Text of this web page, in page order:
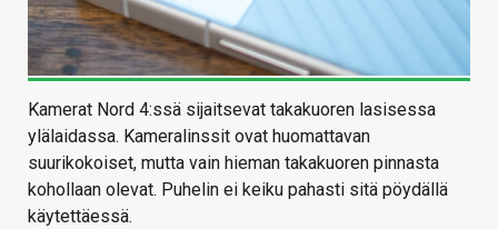
Kamerat Nord 4:ssä sijaitsevat takakuoren lasisessa
ylälaidassa. Kameralinssit ovat huomattavan
suurikokoiset, mutta vain hieman takakuoren pinnasta
kohollaan olevat. Puhelin ei keiku pahasti sitä pöydällä
käytettäessä.